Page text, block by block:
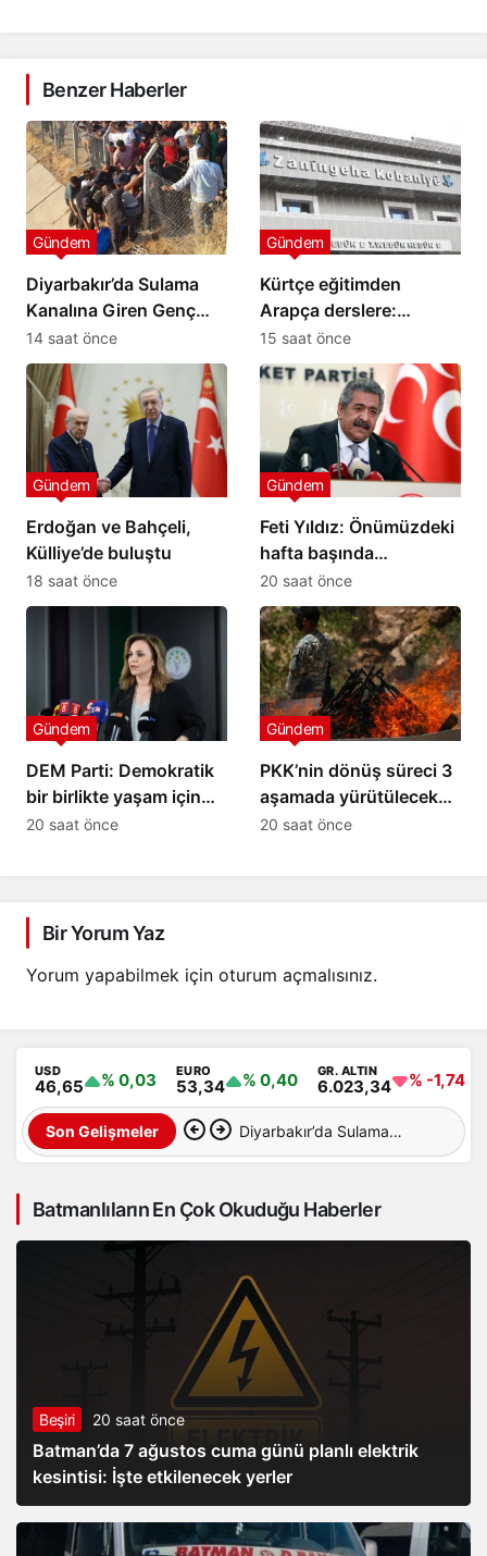
Benzer Haberler
Diyarbakır’da Sulama
Kanalına Giren Genç
Hayatını Kaybetti
Gündem
14 saat önce
Kürtçe eğitimden
Arapça derslere:
Kobani’de öğrenciler
tepkili
Gündem
15 saat önce
Erdoğan ve Bahçeli,
Külliye’de buluştu
Gündem
18 saat önce
Feti Yıldız: Önümüzdeki
hafta başında
kanunlaşacak
Gündem
20 saat önce
DEM Parti: Demokratik
bir birlikte yaşam için
atılmış ilk imzalar
Gündem
20 saat önce
PKK’nin dönüş süreci 3
aşamada yürütülecek
iddiası
Gündem
20 saat önce
Bir Yorum Yaz
Yorum yapabilmek için oturum açmalısınız.
USD
46,65 % 0,03 EURO
53,34 % 0,40 GR. ALTIN
6.023,34 % -1,74
Son Gelişmeler Diyarbakır’da Sulama
Hayatını Kaybetti
Batmanlıların En Çok Okuduğu Haberler
Beşiri 20 saat önce
Batman’da 7 ağustos cuma günü planlı elektrik
kesintisi: İşte etkilenecek yerler